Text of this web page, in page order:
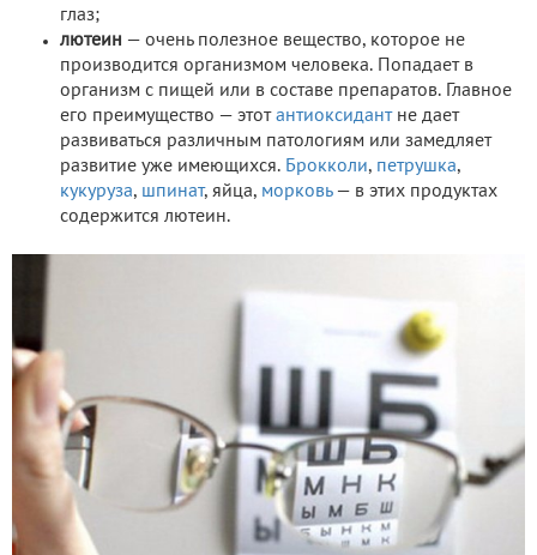
глаз;
лютеин — очень полезное вещество, которое не
производится организмом человека. Попадает в
организм с пищей или в составе препаратов. Главное
его преимущество — этотантиоксидантне дает
развиваться различным патологиям или замедляет
развитие уже имеющихся. Брокколи, петрушка,
кукуруза, шпинат, яйца, морковь— в этих продуктах
содержится лютеин.